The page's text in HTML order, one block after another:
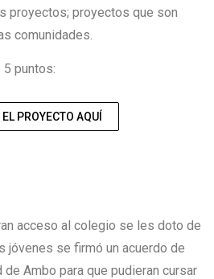
proyectos; proyectos que son
comunidades.
5 puntos:
PROYECTO AQUÍ
acceso al colegio se les doto de
jóvenes se firmó un acuerdo de
Ambo para que pudieran cursar